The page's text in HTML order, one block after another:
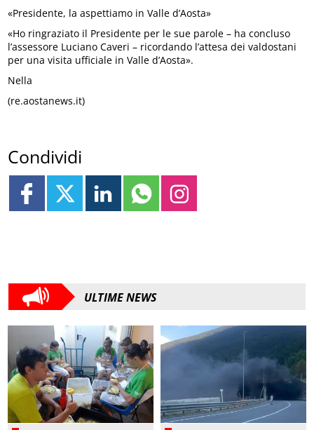
«Presidente, la aspettiamo in Valle d’Aosta»
«Ho ringraziato il Presidente per le sue parole – ha concluso
l’assessore Luciano Caveri – ricordando l’attesa dei valdostani
per una visita ufficiale in Valle d’Aosta».
Nella
(re.aostanews.it)
Condividi
ULTIME NEWS